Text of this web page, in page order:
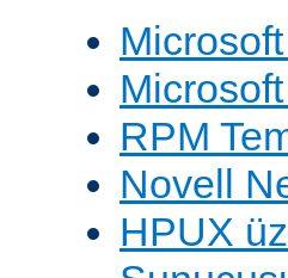
RPM
Novell
HPUX